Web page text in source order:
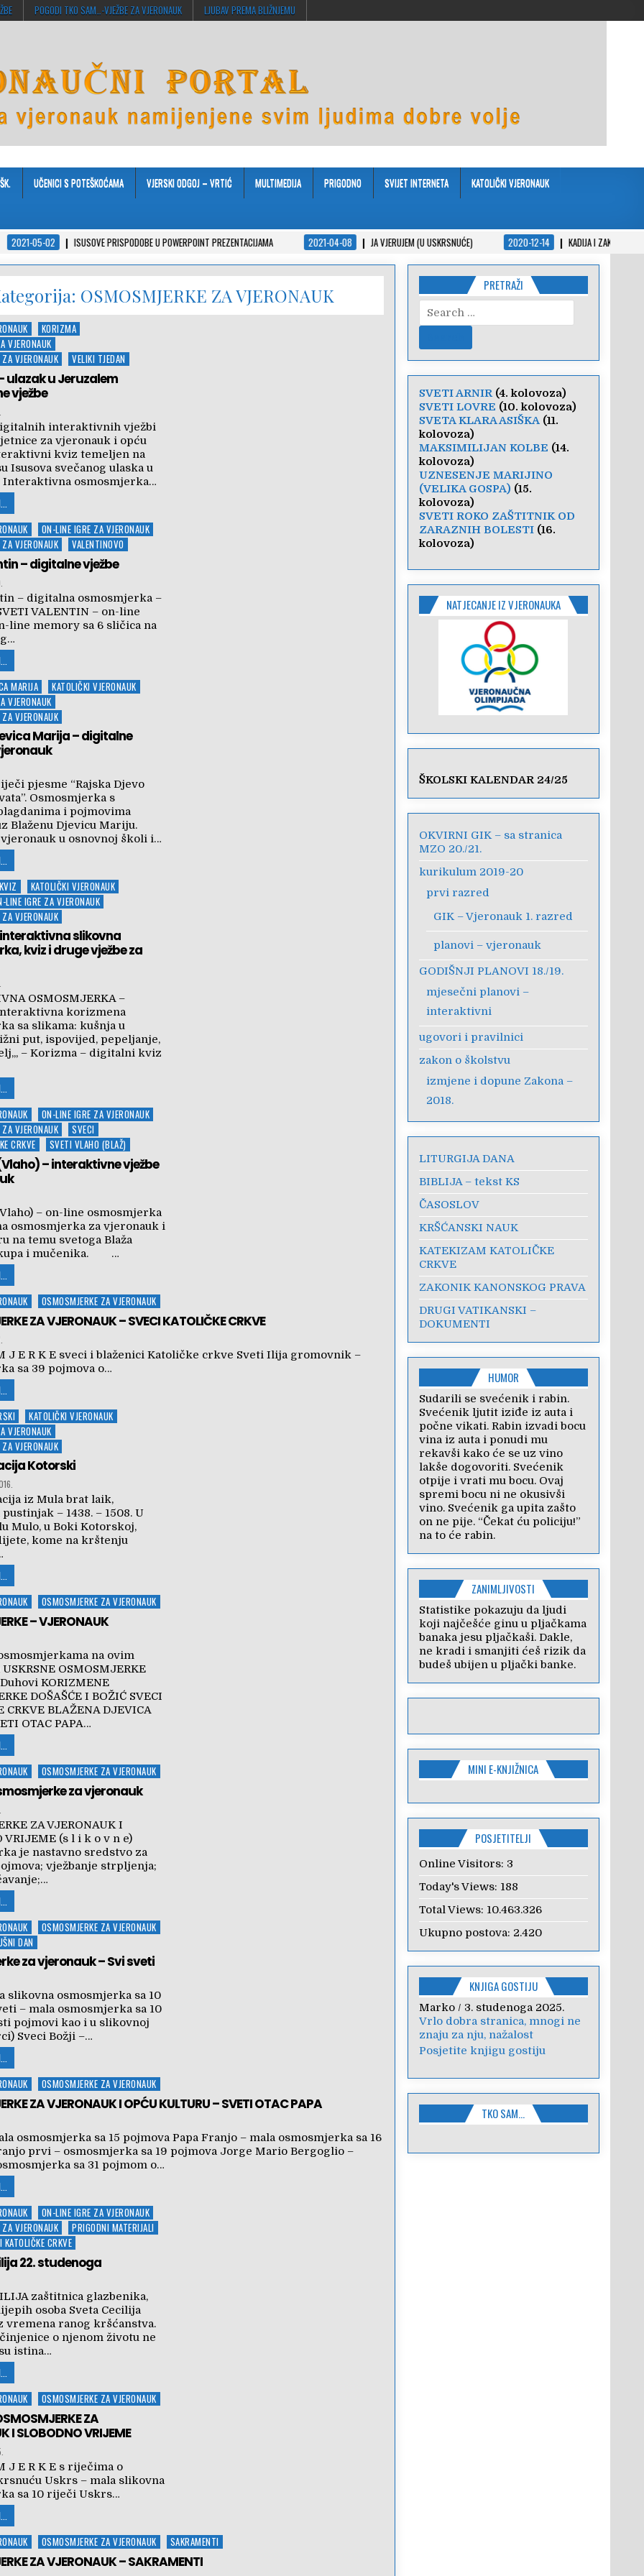
POGODI TKO SAM…-VJEŽBE ZA VJERONAUK LJUBAV PREMA BLIŽNJEMU
UČENICI S POTEŠKOĆAMA VJERSKI ODGOJ – VRTIĆ MULTIMEDIJA PRIGODNO SVIJET INTERNETA KATOLIČKI VJERONAUK
ISUSOVE PRISPODOBE U POWERPOINT PREZENTACIJAMA 2021-04-08 JA VJERUJEM (U USKRSNUĆE) 2020-12-14 KADIJA I ZAKON – KRATKA PRIČA U
OSMOSMJERKE ZA VJERONAUK
KORIZMA
VJERONAUK
VJERONAUK
VELIKI TJEDAN
ulazak u Jeruzalem
vježbe
interaktivnih vježbi
za vjeronauk i opću
kviz temeljen na
Isusova svečanog ulaska u
Interaktivna osmosmjerka…
ON-LINE IGRE ZA VJERONAUK
VJERONAUK
VALENTINOVO
– digitalne vježbe
– digitalna osmosmjerka –
VALENTIN – on-line
line memory sa 6 sličica na
MARIJA
KATOLIČKI VJERONAUK
VJERONAUK
VJERONAUK
Marija – digitalne
pjesme “Rajska Djevo
Osmosmjerka s
i pojmovima
Blaženu Djevicu Mariju.
u osnovnoj školi i…
KATOLIČKI VJERONAUK
LINE IGRE ZA VJERONAUK
VJERONAUK
slikovna
kviz i druge vježbe za
OSMOSMJERKA –
korizmena
sa slikama: kušnja u
put, ispovijed, pepeljanje,
– Korizma – digitalni kviz
ON-LINE IGRE ZA VJERONAUK
VJERONAUK
SVECI
CRKVE
SVETI VLAHO (BLAŽ)
– interaktivne vježbe
– on-line osmosmjerka
osmosmjerka za vjeronauk i
na temu svetoga Blaža
i mučenika. …
OSMOSMJERKE ZA VJERONAUK
ZA VJERONAUK – SVECI KATOLIČKE CRKVE
J E R K E sveci i blaženici Katoličke crkve Sveti Ilija gromovnik –
sa 39 pojmova o…
KATOLIČKI VJERONAUK
VJERONAUK
VJERONAUK
Kotorski
iz Mula brat laik,
– 1438. – 1508. U
Mulo, u Boki Kotorskoj,
kome na krštenju
OSMOSMJERKE ZA VJERONAUK
– VJERONAUK
na ovim
OSMOSMJERKE
KORIZMENE
DOŠAŠĆE I BOŽIĆ SVECI
CRKVE BLAŽENA DJEVICA
OTAC PAPA…
OSMOSMJERKE ZA VJERONAUK
za vjeronauk
ZA VJERONAUK I
VRIJEME (s l i k o v n e)
je nastavno sredstvo za
vježbanje strpljenja;
OSMOSMJERKE ZA VJERONAUK
DAN
za vjeronauk – Svi sveti
slikovna osmosmjerka sa 10
– mala osmosmjerka sa 10
pojmovi kao i u slikovnoj
Sveci Božji –…
OSMOSMJERKE ZA VJERONAUK
ZA VJERONAUK I OPĆU KULTURU – SVETI OTAC PAPA
osmosmjerka sa 15 pojmova Papa Franjo – mala osmosmjerka sa 16
prvi – osmosmjerka sa 19 pojmova Jorge Mario Bergoglio –
sa 31 pojmom o…
ON-LINE IGRE ZA VJERONAUK
VJERONAUK
PRIGODNI MATERIJALI
KATOLIČKE CRKVE
22. studenoga
zaštitnica glazbenika,
osoba Sveta Cecilija
vremena ranog kršćanstva.
o njenom životu ne
istina…
OSMOSMJERKE ZA VJERONAUK
ZA
I SLOBODNO VRIJEME
J E R K E s riječima o
Uskrs – mala slikovna
sa 10 riječi Uskrs…
OSMOSMJERKE ZA VJERONAUK SAKRAMENTI
ZA VJERONAUK – SAKRAMENTI
PRETRAŽI
Search
for:
SVETI ARNIR(4. kolovoza)
SVETI LOVRE (10. kolovoza)
SVETA KLARA ASIŠKA(11.
kolovoza)
MAKSIMILIJAN KOLBE (14.
kolovoza)
UZNESENJE MARIJINO
(VELIKA GOSPA) (15.
kolovoza)
SVETI ROKO ZAŠTITNIK OD
ZARAZNIH BOLESTI(16.
kolovoza)
NATJECANJE IZ VJERONAUKA
ŠKOLSKI KALENDAR 24/25
OKVIRNI GIK – sa stranica
MZO 20./21.
kurikulum 2019-20
prvi razred
GIK – Vjeronauk 1. razred
planovi – vjeronauk
GODIŠNJI PLANOVI 18./19.
mjesečni planovi –
interaktivni
ugovori i pravilnici
zakon o školstvu
izmjene i dopune Zakona –
2018.
LITURGIJA DANA
BIBLIJA – tekst KS
ČASOSLOV
KRŠĆANSKI NAUK
KATEKIZAM KATOLIČKE
CRKVE
ZAKONIK KANONSKOG PRAVA
DRUGI VATIKANSKI –
DOKUMENTI
HUMOR
Sudarili se svećenik i rabin.
Svećenik ljutit iziđe iz auta i
počne vikati. Rabin izvadi bocu
vina iz auta i ponudi mu
rekavši kako će se uz vino
lakše dogovoriti. Svećenik
otpije i vrati mu bocu. Ovaj
spremi bocu ni ne okusivši
vino. Svećenik ga upita zašto
on ne pije. “Čekat ću policiju!”
na to će rabin.
ZANIMLJIVOSTI
Statistike pokazuju da ljudi
koji najčešće ginu u pljačkama
banaka jesu pljačkaši. Dakle,
ne kradi i smanjiti ćeš rizik da
budeš ubijen u pljački banke.
MINI E-KNJIŽNICA
POSJETITELJI
Online Visitors: 3
Today's Views: 188
Total Views: 10.463.326
Ukupno postova: 2.420
KNJIGA GOSTIJU
Marko/ 3. studenoga 2025.
Vrlo dobra stranica, mnogi ne
znaju za nju, nažalost
Anica/ 7. veljače 2024.
Poštovanje, draga kolegice!
Hvala Vam na nesebičnom
radu i promoviranju...
Posjetite knjigu gostiju
TKO SAM…